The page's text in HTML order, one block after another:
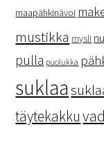
maapähkinävoi
mustikka mysli
pulla puolukka
suklaa
täytekakku